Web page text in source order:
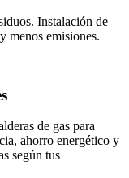
Instalación de
menos emisiones.
de gas para
ahorro energético y
según tus